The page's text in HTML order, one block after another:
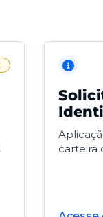
carteira